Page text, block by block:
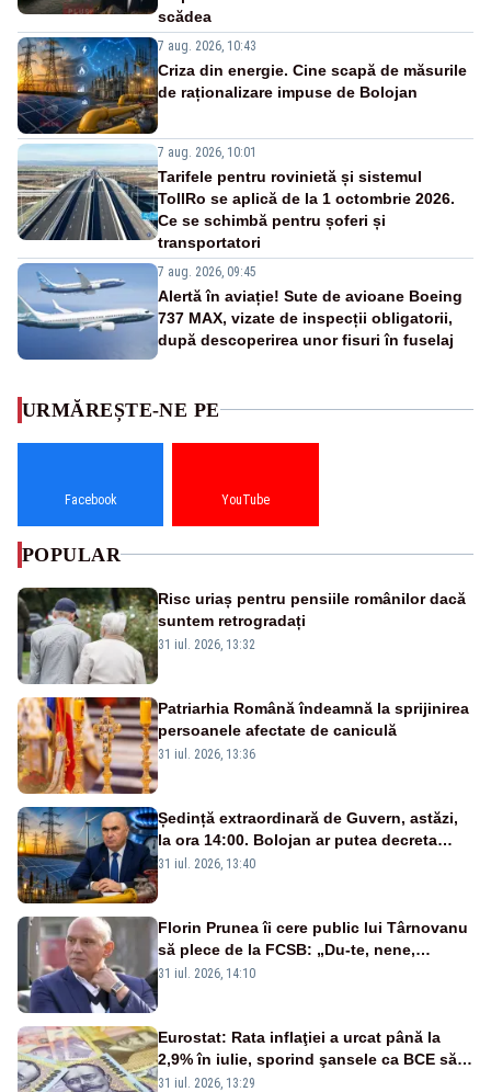
scădea
7 aug. 2026, 10:43
Criza din energie. Cine scapă de măsurile
de raționalizare impuse de Bolojan
7 aug. 2026, 10:01
Tarifele pentru rovinietă și sistemul
TollRo se aplică de la 1 octombrie 2026.
Ce se schimbă pentru șoferi și
transportatori
7 aug. 2026, 09:45
Alertă în aviație! Sute de avioane Boeing
737 MAX, vizate de inspecții obligatorii,
după descoperirea unor fisuri în fuselaj
URMĂREȘTE-NE PE
Facebook YouTube
POPULAR
Risc uriaș pentru pensiile românilor dacă
suntem retrogradați
31 iul. 2026, 13:32
Patriarhia Română îndeamnă la sprijinirea
persoanele afectate de caniculă
31 iul. 2026, 13:36
Ședință extraordinară de Guvern, astăzi,
la ora 14:00. Bolojan ar putea decreta
stare de urgență energetică
31 iul. 2026, 13:40
Florin Prunea îi cere public lui Târnovanu
să plece de la FCSB: „Du-te, nene,
învârtindu-te!”
31 iul. 2026, 14:10
Eurostat: Rata inflaţiei a urcat până la
2,9% în iulie, sporind şansele ca BCE să
majoreze dobânda
31 iul. 2026, 13:29